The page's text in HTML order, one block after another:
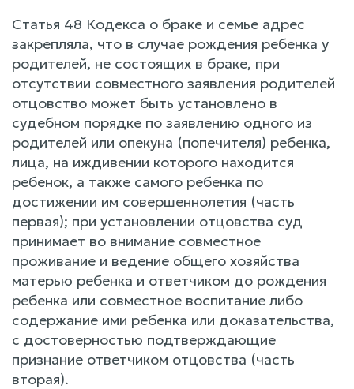
Статья 48 Кодекса о браке и семье адрес
закрепляла, что в случае рождения ребенка у
родителей, не состоящих в браке, при
отсутствии совместного заявления родителей
отцовство может быть установлено в
судебном порядке по заявлению одного из
родителей или опекуна (попечителя) ребенка,
лица, на иждивении которого находится
ребенок, а также самого ребенка по
достижении им совершеннолетия (часть
первая); при установлении отцовства суд
принимает во внимание совместное
проживание и ведение общего хозяйства
матерью ребенка и ответчиком до рождения
ребенка или совместное воспитание либо
содержание ими ребенка или доказательства,
с достоверностью подтверждающие
признание ответчиком отцовства (часть
вторая).